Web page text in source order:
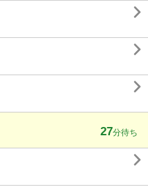



27分待ち
